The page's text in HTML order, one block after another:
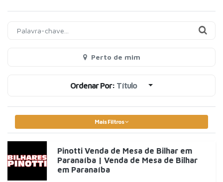
Perto de mim
Ordenar Por: Título
Mais Filtros
Pinotti Venda de Mesa de Bilhar em
Paranaíba | Venda de Mesa de Bilhar
em Paranaíba